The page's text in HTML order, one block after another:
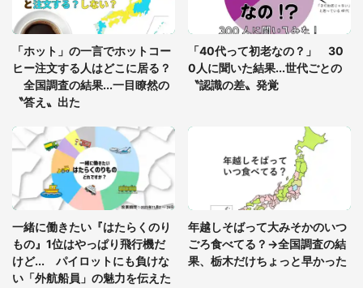
あまりにも四角すぎる猫、激写される 「これもう
座布団だろ」「食パンの耳」と1.4万人困惑
「ホット」の一言でホットコー
ヒー注文する人はどこに居る？
全国調査の結果...一目瞭然の
〝答え〟出た
「40代って初老なの？」 30
0人に聞いた結果...世代ごとの
〝認識の差〟発覚
一緒に働きたい『はたらくのり
もの』1位はやっぱり飛行機だ
けど... パイロットにも負けな
い「外航船員」の魅力を伝えた
年越しそばって大みそかのいつ
ごろ食べてる？→全国調査の結
果、栃木だけちょっと早かった